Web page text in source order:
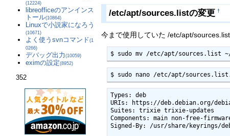
/etc/apt/sources.listの変更 †
今まで使用していた /etc/apt/
$ sudo mv /etc/apt/sources.list
$ sudo nano /etc/apt/
Types: deb
URIs: https://deb.debian.org/
Suites: trixie trixie-updates
Components: main non-free-
Signed-By: /usr/share/keyrings/
(12224)
libreofficeのアンインス
トール(10864)
Linuxで小説家になろう
(10671)
よく使うsvnコマンド(1
0266)
デバッグ出力(10059)
eximの設定(8952)
352